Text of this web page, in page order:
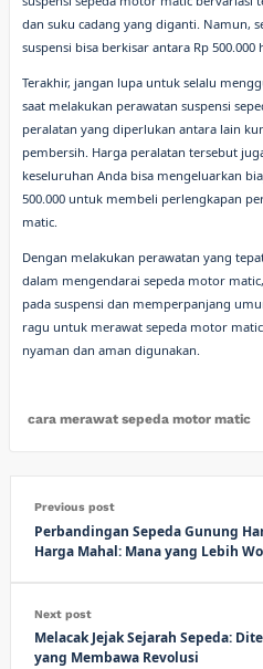
dan suku cadang yang diganti. Namun,
suspensi bisa berkisar antara Rp 500.000
Terakhir, jangan lupa untuk selalu
saat melakukan perawatan suspensi
peralatan yang diperlukan antara lain
pembersih. Harga peralatan tersebut
keseluruhan Anda bisa mengeluarkan
500.000 untuk membeli perlengkapan
matic.
Dengan melakukan perawatan yang
dalam mengendarai sepeda motor
pada suspensi dan memperpanjang
ragu untuk merawat sepeda motor
nyaman dan aman digunakan.
cara merawat sepeda motor matic
Previous post
Perbandingan Sepeda Gunung
Harga Mahal: Mana yang Lebih
Next post
Melacak Jejak Sejarah Sepeda:
yang Membawa Revolusi